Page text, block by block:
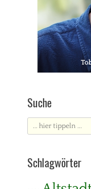
Suche
Suche
nach:
Schlagwörter